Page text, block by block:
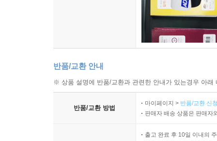
반품/교환 안내
※ 상품 설명에 반품/교환과 관련한 안내가 있는경우 아
반품/교환 방법
마이페이지 > 반품/교환 신
판매자 배송 상품은 판매자
출고 완료 후 10일 이내의